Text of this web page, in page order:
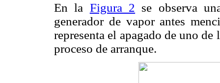
En la Figura 2 se observa
generador de vapor antes
representa el apagado de uno
proceso de arranque.